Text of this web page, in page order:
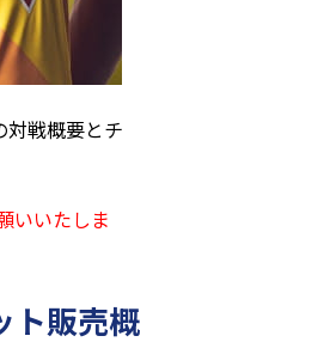
戦概要とチ
いいたしま
ト販売概